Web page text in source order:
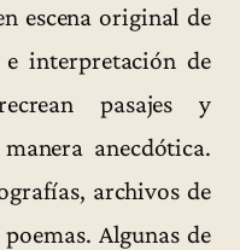
escena original de
interpretación de
pasajes y
anecdótica.
archivos de
Algunas de